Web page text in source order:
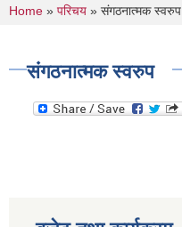
You are here
Home » परिचय » संगठनात्मक स्वरुप
संगठनात्मक स्वरुप